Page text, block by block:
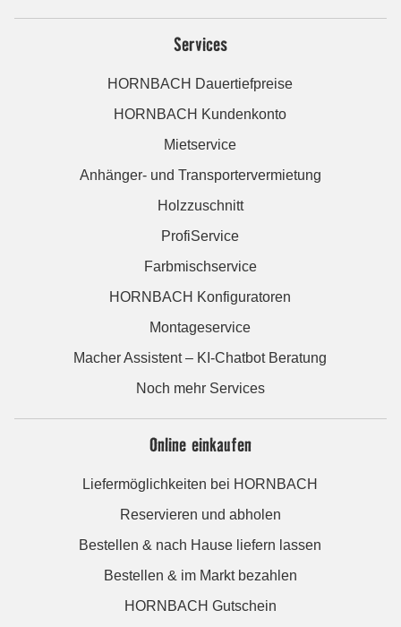
Services
HORNBACH Dauertiefpreise
HORNBACH Kundenkonto
Mietservice
Anhänger- und Transportervermietung
Holzzuschnitt
ProfiService
Farbmischservice
HORNBACH Konfiguratoren
Montageservice
Macher Assistent – KI-Chatbot Beratung
Noch mehr Services
Online einkaufen
Liefermöglichkeiten bei HORNBACH
Reservieren und abholen
Bestellen & nach Hause liefern lassen
Bestellen & im Markt bezahlen
HORNBACH Gutschein